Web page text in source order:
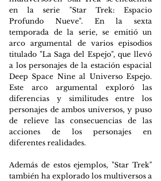
en la serie "Star Trek: Espacio
Profundo Nueve". En la sexta
temporada de la serie, se emitió un
arco argumental de varios episodios
titulado "La Saga del Espejo", que llevó
a los personajes de la estación espacial
Deep Space Nine al Universo Espejo.
Este arco argumental exploró las
diferencias y similitudes entre los
personajes de ambos universos, y puso
de relieve las consecuencias de las
acciones de los personajes en
diferentes realidades.
Además de estos ejemplos, "Star Trek"
también ha explorado los multiversos a